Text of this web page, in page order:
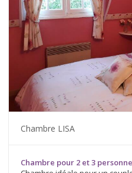
Chambre LISA
Chambre pour 2 et 3